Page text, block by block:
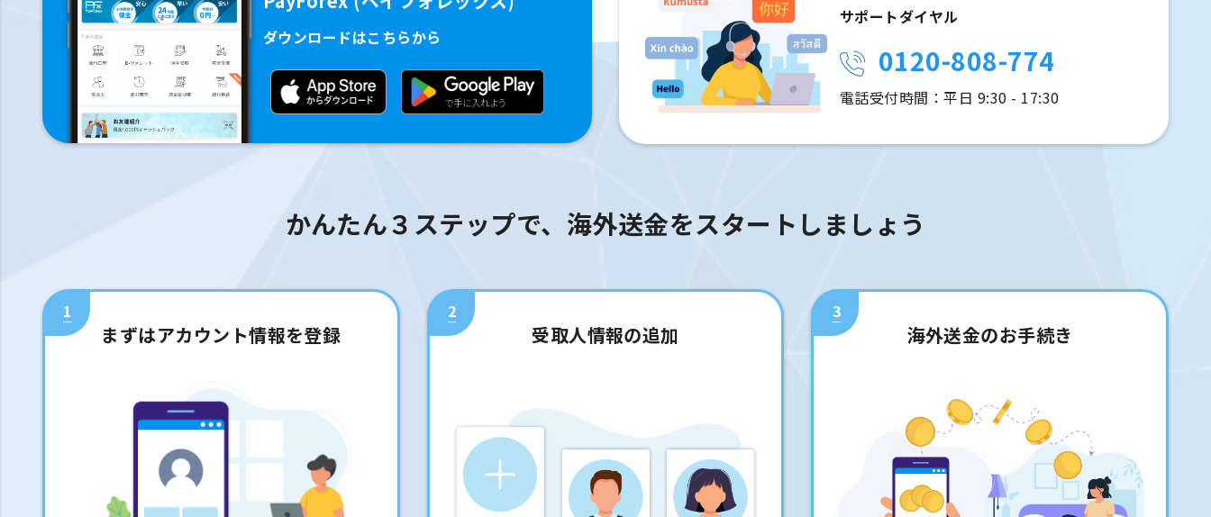
ダウンロードはこちらから
サポートダイヤル
0120-808-774
電話受付時間：平日 9:30 - 17:30
かんたん３ステップで、海外送金をスタートしましょう
1
まずはアカウント情報を登録
2
受取人情報の追加
3
海外送金のお手続き